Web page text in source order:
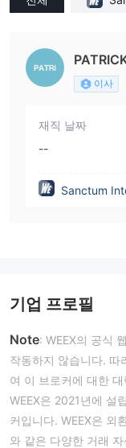
이사
재직 날짜
--
Sanctum
기업 프로필
Note: WEEX의 공식
작동하지 않습니다. 따
여 이 브로커에 대한
WEEX은 2021년에 설
커입니다. WEEX은 외
와 같은 다양한 거래